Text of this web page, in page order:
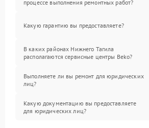
процессе выполнения ремонтных работ?
Какую гарантию вы предоставляете?
В каких районах Нижнего Тагила
располагаются сервисные центры Beko?
Выполняете ли вы ремонт для юридических
лиц?
Какую документацию вы предоставляете
для юридических лиц?